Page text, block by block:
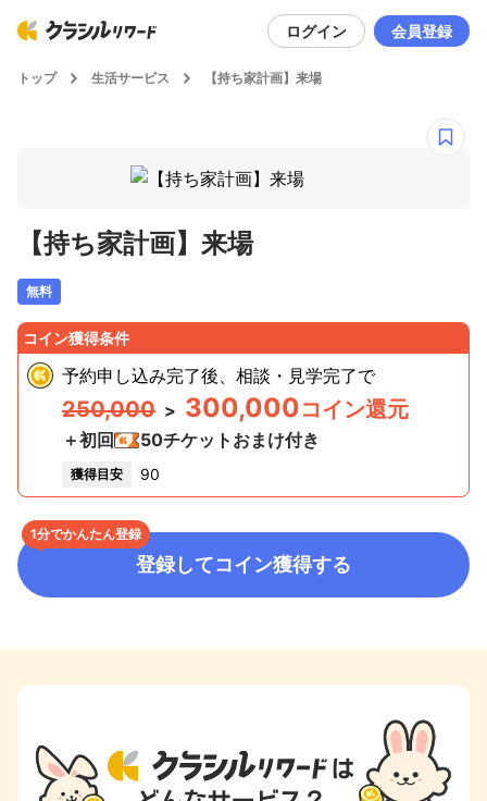
ログイン 会員登録
トップ 生活サービス 【持ち家計画】来場
【持ち家計画】来場
無料
コイン獲得条件
予約申し込み完了後、相談・見学完了で
250,000 > 300,000コイン還元
＋初回 50チケットおまけ付き
獲得目安 90
1分でかんたん登録
登録してコイン獲得する